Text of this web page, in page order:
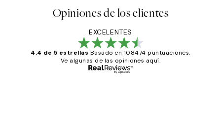
Opiniones de los clientes
EXCELENTES
4.4 de 5 estrellas Basado en 108474 puntuaciones.
Ve algunas de las opiniones aquí.